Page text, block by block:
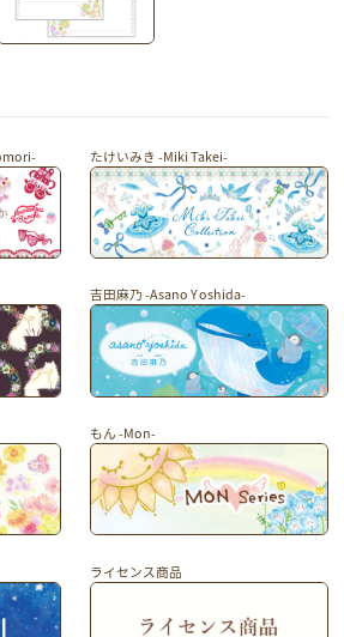
たけいみき -Miki Takei-
吉田麻乃 -Asano Yoshida-
もん -Mon-
ライセンス商品